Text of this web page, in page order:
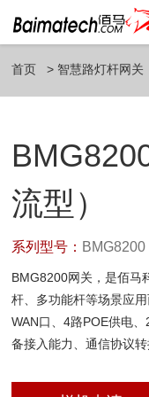
首页 智慧路灯杆网关
流型）
系列型号： BMG8200
BMG8200网关，是佰马
杆、多功能杆等场景应
WAN口、4路POE供电
备接入能力、通信协议